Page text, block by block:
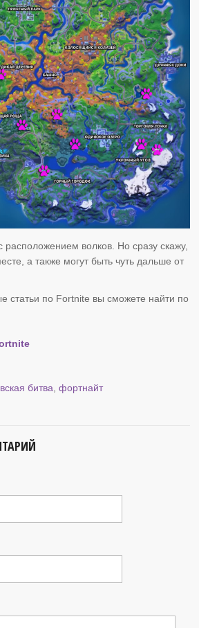
волков. Но сразу скажу,
а также могут быть чуть дальше от
статьи по Fortnite вы сможете найти по
битва ,фортнайт